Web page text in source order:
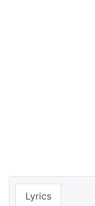
Lyrics